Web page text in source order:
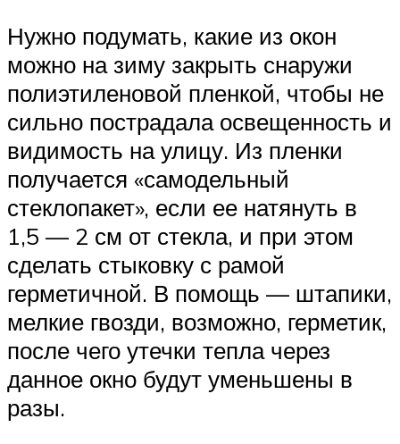
Нужно подумать, какие из окон
можно на зиму закрыть снаружи
полиэтиленовой пленкой, чтобы не
сильно пострадала освещенность и
видимость на улицу. Из пленки
получается «самодельный
стеклопакет», если ее натянуть в
1,5 — 2 см от стекла, и при этом
сделать стыковку с рамой
герметичной. В помощь — штапики,
мелкие гвозди, возможно, герметик,
после чего утечки тепла через
данное окно будут уменьшены в
разы.